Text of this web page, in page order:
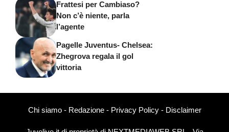
Frattesi per Cambiaso?
Non c’è niente, parla
l’agente
Pagelle Juventus- Chelsea:
Zhegrova regala il gol
vittoria
Chi siamo- Redazione- Privacy Policy- Disclaimer